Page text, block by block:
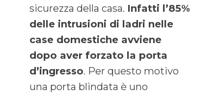
sicurezza della casa. Infatti l’85%
delle intrusioni di ladri nelle
case domestiche avviene
dopo aver forzato la porta
d’ingresso. Per questo motivo
una porta blindata è uno